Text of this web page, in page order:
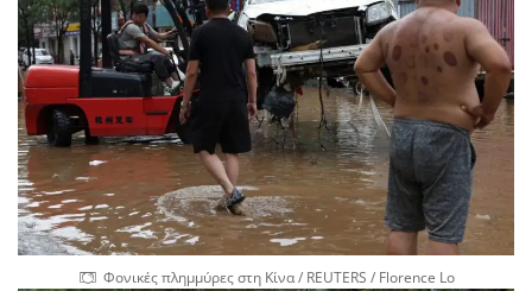
Φονικές πλημμύρες στη Κίνα / REUTERS / Florence Lo